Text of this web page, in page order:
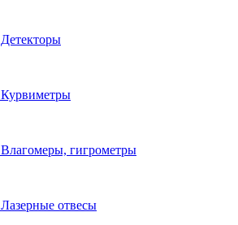
Детекторы
Курвиметры
Влагомеры, гигрометры
Лазерные отвесы